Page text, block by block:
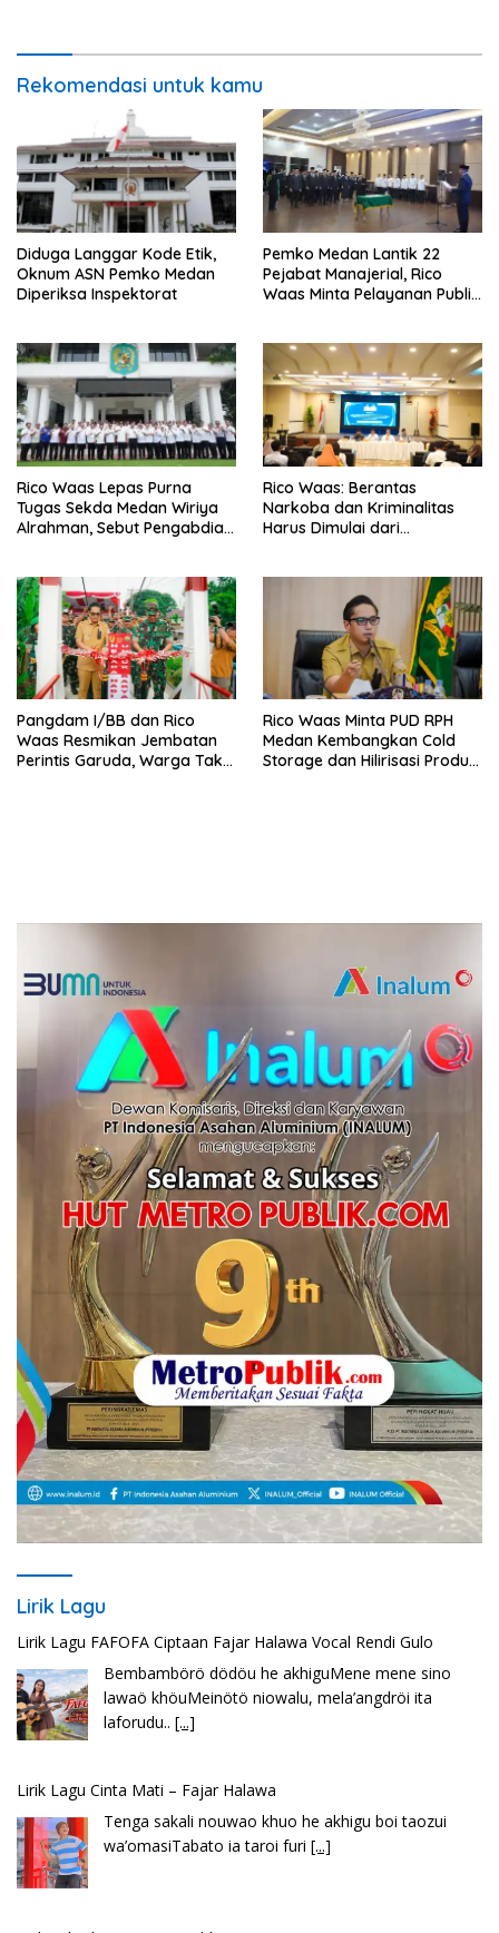
Rekomendasi untuk kamu
Diduga Langgar Kode Etik,
Oknum ASN Pemko Medan
Diperiksa Inspektorat
Pemko Medan Lantik 22
Pejabat Manajerial, Rico
Waas Minta Pelayanan Publik
Rico Waas Lepas Purna
Tugas Sekda Medan Wiriya
Alrahman, Sebut Pengabdian
Rico Waas: Berantas
Narkoba dan Kriminalitas
Harus Dimulai dari
Pangdam I/BB dan Rico
Waas Resmikan Jembatan
Perintis Garuda, Warga Tak
Rico Waas Minta PUD RPH
Medan Kembangkan Cold
Storage dan Hilirisasi Produk
Lirik Lagu
Lirik Lagu Cinta Mati – Fajar Halawa
Tenga sakali nouwao khuo he akhigu boi taozui
wa’omasiTabato ia taroi furi[...]
Lirik Seberkas Sinar – Deddy Dores
Kala Ku Seorang Diri Hanya Berteman Sepi Dan
Angin MalamKu Coba MerenungiTentang